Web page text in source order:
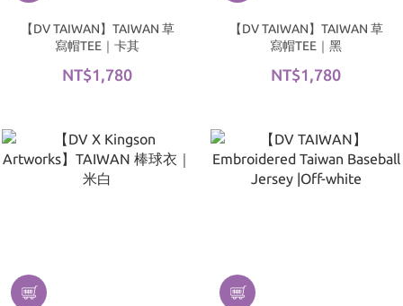
【DV TAIWAN】TAIWAN 草
寫帽TEE｜卡其
NT$1,780
【DV TAIWAN】TAIWAN 草
寫帽TEE｜黑
NT$1,780